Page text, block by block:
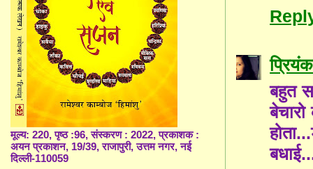
बहुत
मूल्य: 220, पृष्ठ :96, संस्करण : 2022, प्रकाशक :
अयन प्रकाशन, 19/39, राजापुरी, उत्तम नगर, नई
दिल्ली-110059